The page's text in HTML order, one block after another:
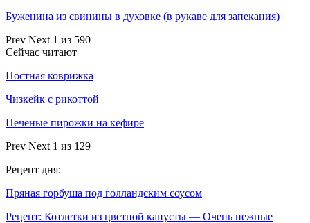
Буженина из свинины в духовке (в рукаве для запекания)
Prev Next 1 из 590
Сейчас читают
Постная коврижка
Чизкейк с рикоттой
Печеные пирожки на кефире
Prev Next 1 из 129
Рецепт дня:
Пряная горбуша под голландским соусом
Рецепт: Котлетки из цветной капусты — Очень нежные